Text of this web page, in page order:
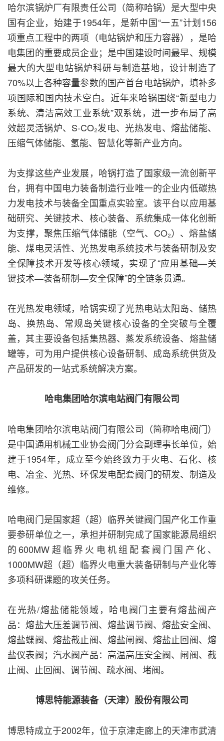
哈尔滨锅炉厂有限责任公司（简称哈锅）是大型中央
国有企业，始建于1954年，是新中国“一五”计划156
项重点工程中的两项（电站锅炉和压力容器），是哈
电集团的重要成员企业；是中国建设时间最早、规模
最大的大型电站锅炉科研与制造基地，设计制造了
70%以上各种容量参数的国产首台电站锅炉，填补多
项国际和国内技术空白。近年来哈锅围绕“新型电力
系统、清洁高效工业系统”双系统，进一步布局了高
效超灵活锅炉、S-CO₂发电、光热发电、熔盐储能、
压缩气体储能、氢能、智慧化等新产业方向。
为支撑这些产业发展，哈锅打造了国家级一流创新平
台，拥有中国电力装备制造行业唯一的企业内低碳热
力发电技术与装备全国重点实验室。该平台以应用基
础研究、关键技术、核心装备、系统集成一体化创新
为支撑，聚焦压缩气体储能（空气、CO₂）、熔盐储
能、煤电灵活性、光热发电系统技术与装备研制及安
全保障技术开发等核心领域，实现了“应用基础—关
键技术—装备研制—安全保障”的全链条贯通。
在光热发电领域，哈锅实现了光热电站太阳岛、储热
岛、换热岛、常规岛关键核心设备的全突破与全覆
盖，其主要设备包括集热器、蒸发系统设备、熔盐储
罐等，可为用户提供核心设备研制、成岛系统供货及
产品研发的一站式系统解决方案。
哈电集团哈尔滨电站阀门有限公司
哈电集团哈尔滨电站阀门有限公司（简称哈电阀门）
是中国通用机械工业协会阀门分会副理事长单位，始
建于1954年，成立至今始终致力于火电、石化、核
电、冶金、光热、环保发电配套阀门的研发、制造及
维修。
哈电阀门是国家超（超）临界关键阀门国产化工作重
要参研单位之一，承担并研制完成了国家能源局组织
的600MW超临界火电机组配套阀门国产化、
1000MW超（超）临界火电重大装备研制与产业化等
多项科研课题的攻关任务。
在光热/熔盐储能领域，哈电阀门主要有熔盐阀产
品：熔盐大压差调节阀、熔盐调节阀、熔盐安全阀、
熔盐蝶阀、熔盐截止阀、熔盐闸阀、熔盐止回阀、熔
盐仪表阀；汽水阀产品：高温高压安全阀、闸阀、截
止阀、止回阀、调节阀、疏水阀、堵阀。
博思特能源装备（天津）股份有限公司
博思特成立于2002年，位于京津走廊上的天津市武清